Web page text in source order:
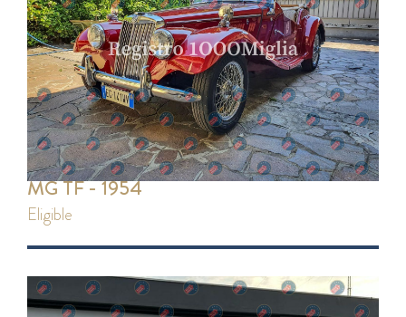
MG TF - 1954
eligible